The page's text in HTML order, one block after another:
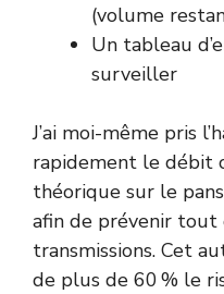
(volume
Un tableau
surveiller
J’ai moi-même pris
rapidement le débit
théorique sur le
afin de prévenir tout
transmissions. Cet
de plus de 60 % le